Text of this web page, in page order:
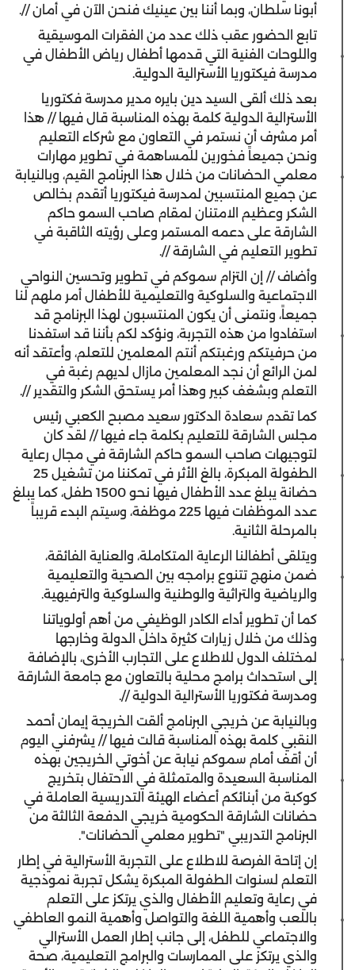
أبونا سلطان، وبما أننا بين عينيك فنحن الآن في أمان //.
تابع الحضور عقب ذلك عدد من الفقرات الموسيقية
واللوحات الفنية التي قدمها أطفال رياض الأطفال في
مدرسة فيكتوريا الأسترالية الدولية.
بعد ذلك ألقى السيد دين بايره مدير مدرسة فكتوريا
الأسترالية الدولية كلمة بهذه المناسبة قال فيها // هذا
أمر مشرف أن نستمر في التعاون مع شركاء التعليم
ونحن جميعاً فخورين للمساهمة في تطوير مهارات
معلمي الحضانات من خلال هذا البرنامج القيم، وبالنيابة
عن جميع المنتسبين لمدرسة فيكتوريا أتقدم بخالص
الشكر وعظيم الامتنان لمقام صاحب السمو حاكم
الشارقة على دعمه المستمر وعلى رؤيته الثاقبة في
تطوير التعليم في الشارقة //.
وأضاف // إن التزام سموكم في تطوير وتحسين النواحي
الاجتماعية والسلوكية والتعليمية للأطفال أمر ملهم لنا
جميعاً، ونتمنى أن يكون المنتسبون لهذا البرنامج قد
استفادوا من هذه التجربة، ونؤكد لكم بأننا قد استفدنا
من حرفيتكم ورغبتكم أنتم المعلمين للتعلم، وأعتقد أنه
لمن الرائع أن نجد المعلمين مازال لديهم رغبة في
التعلم وبشغف كبير وهذا أمر يستحق الشكر والتقدير //.
كما تقدم سعادة الدكتور سعيد مصبح الكعبي رئيس
مجلس الشارقة للتعليم بكلمة جاء فيها // لقد كان
لتوجيهات صاحب السمو حاكم الشارقة في مجال رعاية
الطفولة المبكرة، بالغ الأثر في تمكننا من تشغيل 25
حضانة يبلغ عدد الأطفال فيها نحو 1500 طفل، كما يبلغ
عدد الموظفات فيها 225 موظفة، وسيتم البدء قريباً
بالمرحلة الثانية.
ويتلقى أطفالنا الرعاية المتكاملة، والعناية الفائقة،
ضمن منهج تتنوع برامجه بين الصحية والتعليمية
والرياضية والتراثية والوطنية والسلوكية والترفيهية.
كما أن تطوير أداء الكادر الوظيفي من أهم أولوياتنا
وذلك من خلال زيارات كثيرة داخل الدولة وخارجها
لمختلف الدول للاطلاع على التجارب الأخرى، بالإضافة
إلى استحداث برامج محلية بالتعاون مع جامعة الشارقة
ومدرسة فكتوريا الأسترالية الدولية //.
وبالنيابة عن خريجي البرنامج ألقت الخريجة إيمان أحمد
النقبي كلمة بهذه المناسبة قالت فيها // يشرفني اليوم
أن أقف أمام سموكم نيابة عن أخوتي الخريجين بهذه
المناسبة السعيدة والمتمثلة في الاحتفال بتخريج
كوكبة من أبنائكم أعضاء الهيئة التدريسية العاملة في
حضانات الشارقة الحكومية خريجي الدفعة الثالثة من
البرنامج التدريبي "تطوير معلمي الحضانات".
إن إتاحة الفرصة للاطلاع على التجربة الأسترالية في إطار
التعلم لسنوات الطفولة المبكرة يشكل تجربة نموذجية
في رعاية وتعليم الأطفال والذي يرتكز على التعلم
باللعب وأهمية اللغة والتواصل وأهمية النمو العاطفي
والاجتماعي للطفل، إلى جانب إطار العمل الأسترالي
والذي يرتكز على الممارسات والبرامج التعليمية، صحة